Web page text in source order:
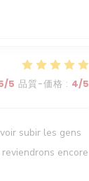
/5 品質-価格 : 4/5
subir les gens
encore